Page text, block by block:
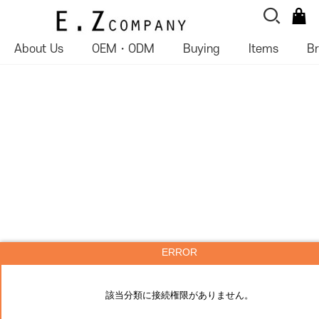
About Us OEM・ODM Buying Items
ERROR
該当分類に接続権限がありません。